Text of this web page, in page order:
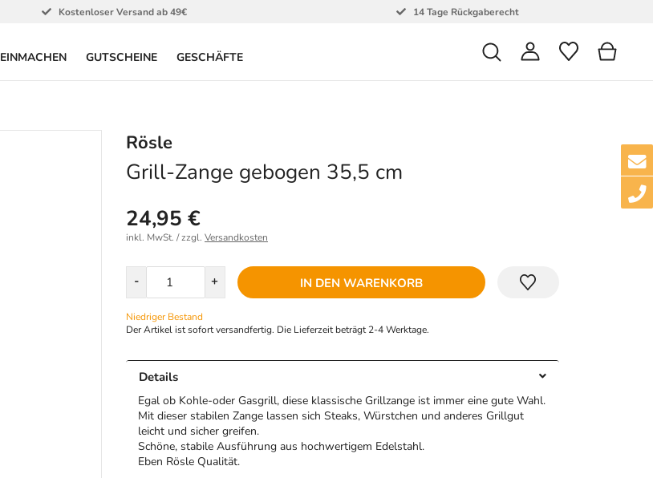
Kostenloser Versand ab 49€ 14 Tage Rückgaberecht
EINMACHEN GUTSCHEINE GESCHÄFTE
Rösle
Grill-Zange gebogen 35,5 cm
24,95 €
inkl. MwSt. / zzgl. Versandkosten
- + IN DEN WARENKORB
Niedriger Bestand
Der Artikel ist sofort versandfertig. Die Lieferzeit beträgt 2-4 Werktage.
Details
Egal ob Kohle-oder Gasgrill, diese klassische Grillzange ist immer eine gute Wahl.
Mit dieser stabilen Zange lassen sich Steaks, Würstchen und anderes Grillgut
leicht und sicher greifen.
Schöne, stabile Ausführung aus hochwertigem Edelstahl.
Eben Rösle Qualität.